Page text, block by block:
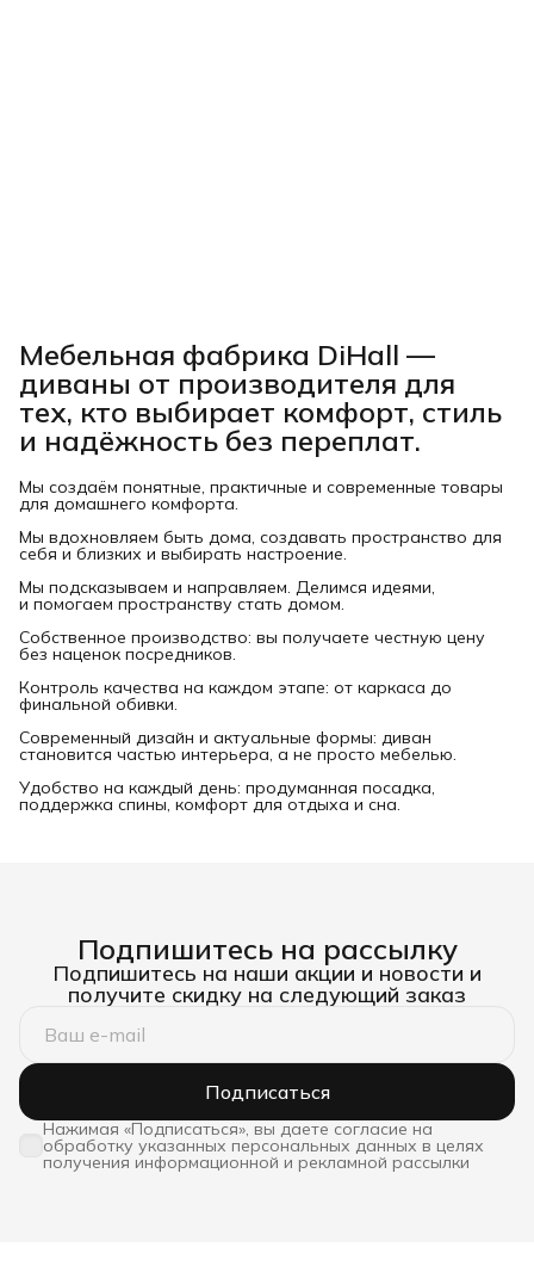
Мебельная фабрика DiHall —
диваны от производителя для
тех, кто выбирает комфорт, стиль
и надёжность без переплат.
Мы создаём понятные, практичные и современные товары
для домашнего комфорта.
Мы вдохновляем быть дома, создавать пространство для
себя и близких и выбирать настроение.
Мы подсказываем и направляем. Делимся идеями,
и помогаем пространству стать домом.
Собственное производство: вы получаете честную цену
без наценок посредников.
Контроль качества на каждом этапе: от каркаса до
финальной обивки.
Современный дизайн и актуальные формы: диван
становится частью интерьера, а не просто мебелью.
Удобство на каждый день: продуманная посадка,
поддержка спины, комфорт для отдыха и сна.
Подпишитесь на рассылку
Подпишитесь на наши акции и новости и
получите скидку на следующий заказ
Подписаться
Нажимая «Подписаться», вы даете согласие на
обработку указанных персональных данных в целях
получения информационной и рекламной рассылки